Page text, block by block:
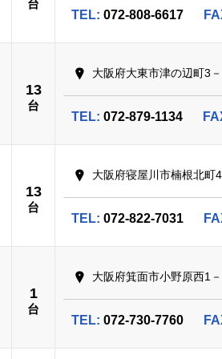
台
TEL: 072-808-6617
13
台
大阪府大東市津の辺町3
TEL: 072-879-1134
13
台
大阪府寝屋川市楠根北町
TEL: 072-822-7031
1
台
大阪府箕面市小野原西1
TEL: 072-730-7760